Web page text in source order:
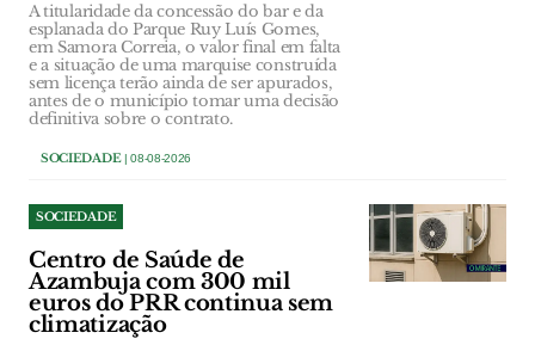
A titularidade da concessão do bar e da
esplanada do Parque Ruy Luís Gomes,
em Samora Correia, o valor final em falta
e a situação de uma marquise construída
sem licença terão ainda de ser apurados,
antes de o município tomar uma decisão
definitiva sobre o contrato.
SOCIEDADE| 08-08-2026
SOCIEDADE
Centro de Saúde de
Azambuja com 300 mil
euros do PRR continua sem
climatização